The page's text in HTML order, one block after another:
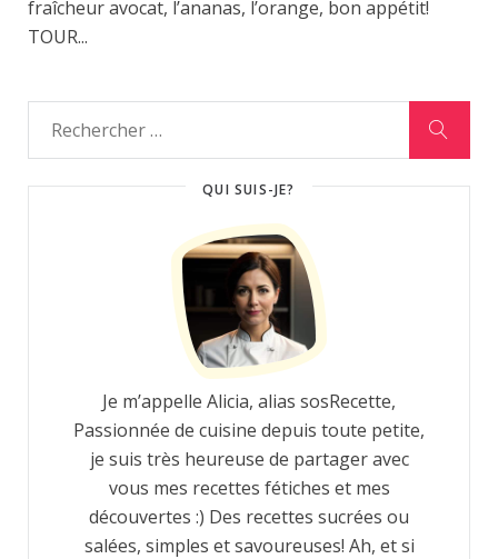
fraîcheur avocat, l’ananas, l’orange, bon appétit!
TOUR...
QUI SUIS-JE?
Je m’appelle Alicia, alias sosRecette,
Passionnée de cuisine depuis toute petite,
je suis très heureuse de partager avec
vous mes recettes fétiches et mes
découvertes :) Des recettes sucrées ou
salées, simples et savoureuses! Ah, et si